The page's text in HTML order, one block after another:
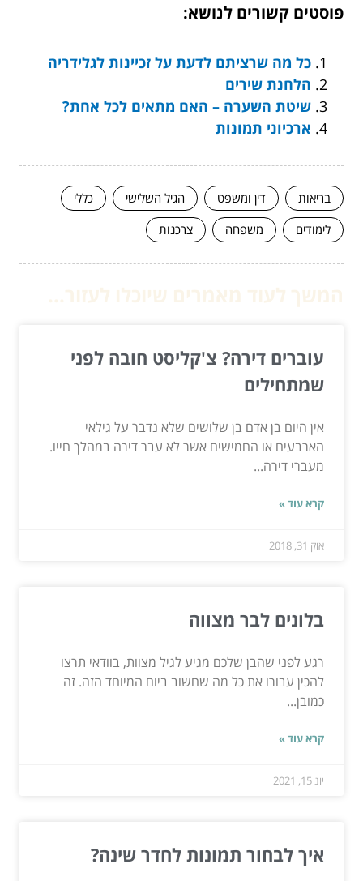
פוסטים קשורים לנושא:
כל מה שרציתם לדעת על זכיינות לגלידריה
הלחנת שירים
שיטת השערה – האם מתאים לכל אחת?
ארכיוני תמונות
בריאות דין ומשפט הגיל השלישי
כללי
לימודים
משפחה צרכנות
עוברים דירה? צ'קליסט חובה לפני
שמתחילים
אין היום בן אדם בן שלושים שלא נדבר על גילאי
הארבעים או החמישים אשר לא עבר דירה במהלך חייו.
מעברי דירה...
קרא עוד »
אוק 31, 2018
בלונים לבר מצווה
רגע לפני שהבן שלכם מגיע לגיל מצוות, בוודאי תרצו
להכין עבורו את כל מה שחשוב ביום המיוחד הזה. זה
כמובן...
קרא עוד »
יונ 15, 2021
איך לבחור תמונות לחדר שינה?